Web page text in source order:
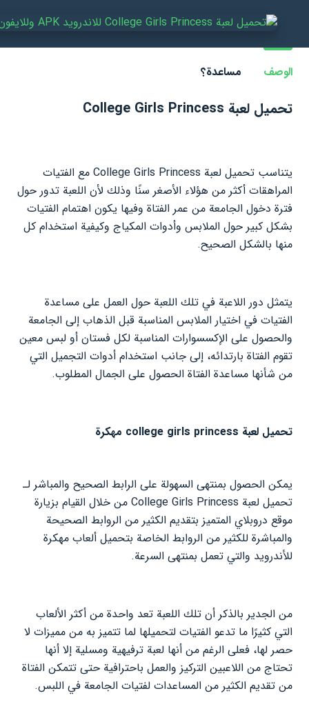
الوصف مساعدة؟
تحميل لعبة College Girls Princess
يتناسب تحميل لعبة College Girls Princess مع الفتيات
المراهقات أكثر من هؤلاء الأصغر سنًا وذلك لأن اللعبة تدور حول
فترة دخول الجامعة من عمر الفتاة وفيها يكون اهتمام الفتيات
بشكل كبير حول الملابس وأدوات المكياج وكيفية استخدام كل
منها بالشكل الصحيح.
يتمثل دور اللاعبة في تلك اللعبة حول العمل على مساعدة
الفتيات في اختيار الملابس المناسبة قبل الذهاب إلى الجامعة
والحصول على الإكسسوارات المناسبة لكل فستان أو لبس معين
تقوم الفتاة بارتدائه، إلى جانب استخدام أدوات التجميل التي
من شأنها مساعدة الفتاة الحصول على الجمال المطلوب.
تحميل لعبة college girls princess مهكرة
يمكن الحصول بمنتهى السهولة على الرابط الصحيح والمباشر لـ
تحميل لعبة College Girls Princess من خلال القيام بزيارة
موقع دروبلاي المتميز بتقديم الكثير من الروابط الصحيحة
والمباشرة للكثير من الروابط الخاصة بتحميل ألعاب مهكرة
للأندرويد والتي تعمل بمنتهى السرعة.
من الجدير بالذكر أن تلك اللعبة تعد واحدة من أكثر الألعاب
التي كثيرًا ما تدعو الفتيات لتحميلها لما تتميز به من مميزات لا
حصر لها، فعلى الرغم من أنها لعبة ترفيهية ومسلية إلا أنها
تحتاج من اللاعبين التركيز والعمل باحترافية حتى تتمكن الفتاة
من تقديم الكثير من المساعدات لفتيات الجامعة في اللبس.